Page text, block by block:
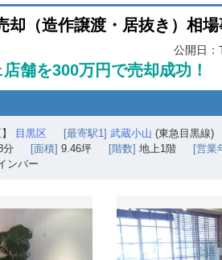
（造作譲渡・居抜き）相場
公開日
舗を300万円で売却成功！
目黒区 [最寄駅1] 武蔵小山 (東急目黒線)
[面積] 9.46坪 [階数] 地上1階 [営業
ンバー